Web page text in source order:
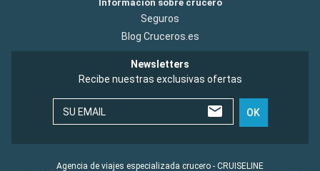
Información sobre crucero
Seguros
Blog Cruceros.es
Newsletters
Recibe nuestras exclusivas ofertas
SU EMAIL OK
Agencia de viajes especializada crucero - CRUISELINE